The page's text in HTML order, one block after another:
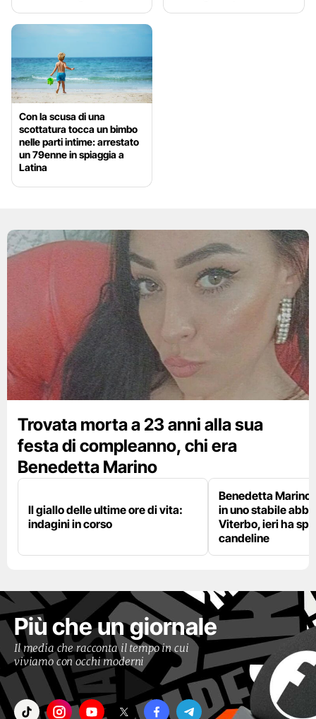
Con la scusa di una
scottatura tocca un bimbo
nelle parti intime: arrestato
un 79enne in spiaggia a
Latina
Trovata morta a 23 anni alla sua
festa di compleanno, chi era
Benedetta Marino
Il giallo delle ultime ore di vita:
indagini in corso
Benedetta Marino
in uno stabile
Viterbo, ieri ha
candeline
Più che un giornale
Il media che racconta il tempo in cui
viviamo con occhi moderni